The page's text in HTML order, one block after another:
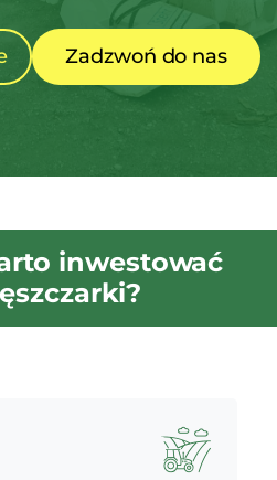
Zadzwoń do nas
inwestować